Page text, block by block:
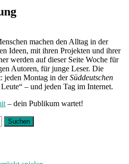
machen den Alltag in der
Ideen, mit ihren Projekten und ihrer
werden auf dieser Seite Woche für
Autoren, für junge Leser. Die
jeden Montag in derSüddeutschen
– und jeden Tag im Internet.
– dein Publikum wartet!